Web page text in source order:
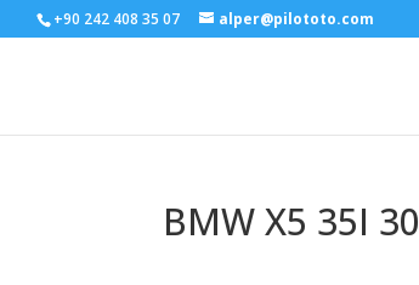
+90 242 408 35 07 alper@pilototo.com
BMW X5 35I